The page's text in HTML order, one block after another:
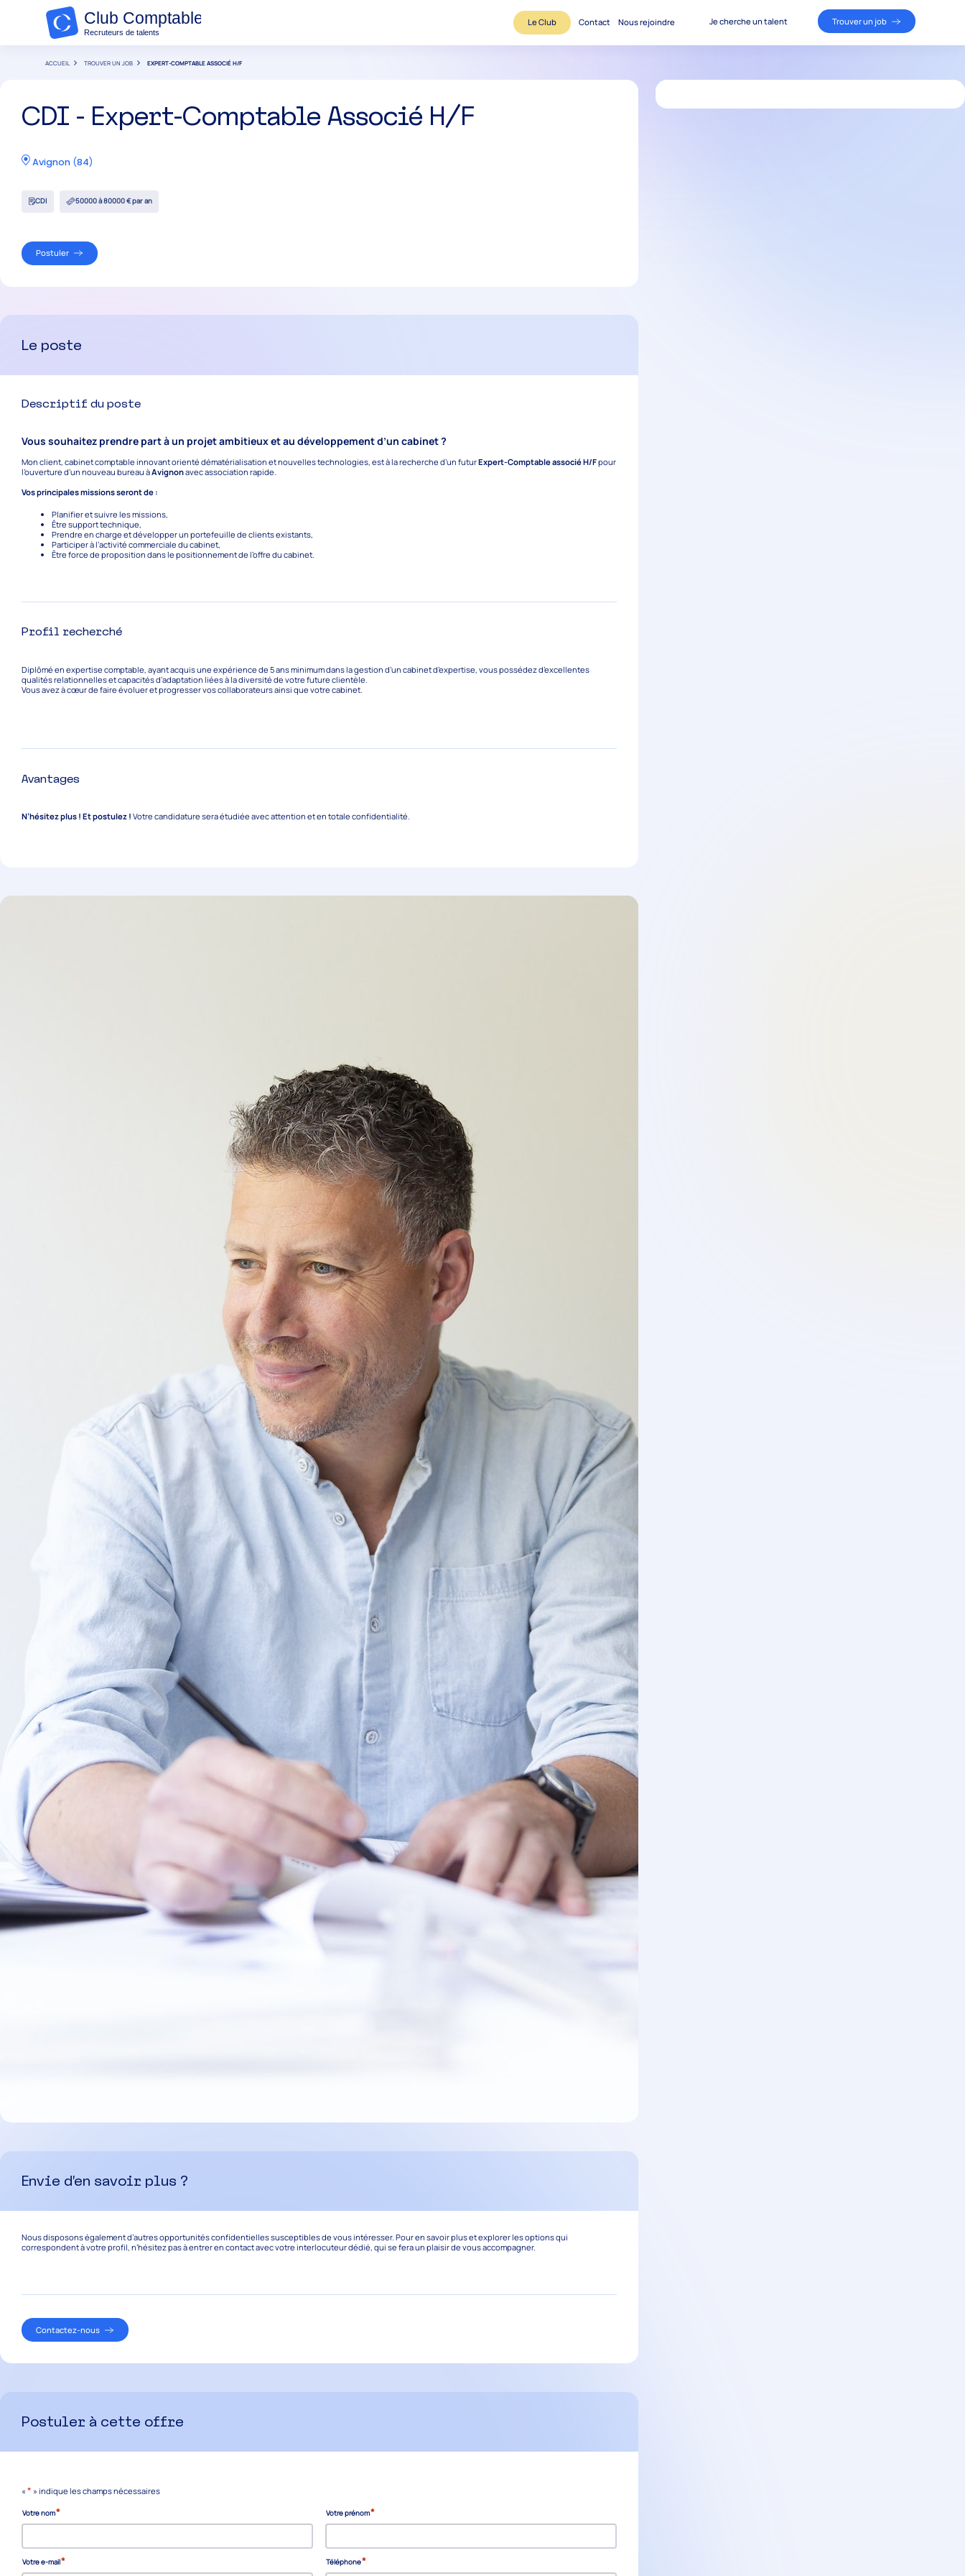
Le Club Contact Nous rejoindre Je cherche un talent Trouver un job
ACCUEIL TROUVER UN JOB EXPERT-COMPTABLE ASSOCIÉ H/F
CDI - Expert-Comptable Associé H/F
Avignon (84)
CDI 50000 à 80000 € par an
Postuler
Le poste
Descriptif du poste
Vous souhaitez prendre part à un projet ambitieux et au développement d’un cabinet ?
Mon client, cabinet comptable innovant orienté dématérialisation et nouvelles technologies, est à la recherche d’un futurExpert-Comptable associé H/Fpour
l’ouverture d’un nouveau bureau àAvignonavec association rapide.
Vos principales missions seront de :
Planifier et suivre les missions,
Être support technique,
Prendre en charge et développer un portefeuille de clients existants,
Participer à l’activité commerciale du cabinet,
Être force de proposition dans le positionnement de l’offre du cabinet.
Profil recherché
Diplômé en expertise comptable, ayant acquis une expérience de 5 ans minimum dans la gestion d’un cabinet d’expertise, vous possédez d’excellentes
qualités relationnelles et capacités d’adaptation liées à la diversité de votre future clientèle.
Vous avez à cœur de faire évoluer et progresser vos collaborateurs ainsi que votre cabinet.
Avantages
N’hésitez plus ! Et postulez !Votre candidature sera étudiée avec attention et en totale confidentialité.
Envie d’en savoir plus ?
Nous disposons également d’autres opportunités confidentielles susceptibles de vous intéresser. Pour en savoir plus et explorer les options qui
correspondent à votre profil, n’hésitez pas à entrer en contact avec votre interlocuteur dédié, qui se fera un plaisir de vous accompagner.
Contactez-nous
Postuler à cette offre
«* » indique les champs nécessaires
Votre nom* Votre prénom*
Votre e-mail* Téléphone*